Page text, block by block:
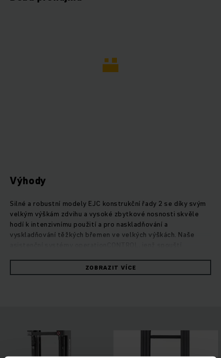
Výhody
Silné a robustní modely EJC konstrukční řady 2 se díky svým
velkým výškám zdvihu a vysoké zbytkové nosnosti skvěle
hodí k intenzivnímu použití a pro naskladňování a
vyskladňování těžkých břemen ve velkých výškách. Naše
positionCONTROL, pro předvolbu výšky zdvihu, navíc zaručují
bezpečnou a efektivní překládku zboží. Díky optimálnímu
mimořádně citlivé a přesné stohování.
ZOBRAZIT VÍCE